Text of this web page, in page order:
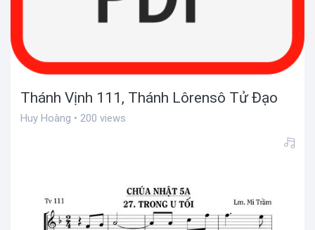
Thánh Vịnh 111, Thánh Lôrensô Tử Đạo
Huy Hoàng • 200 views